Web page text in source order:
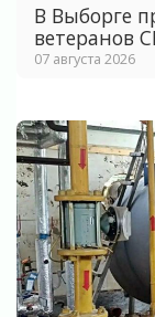
В Выборге
ветеранов
07 августа 2026